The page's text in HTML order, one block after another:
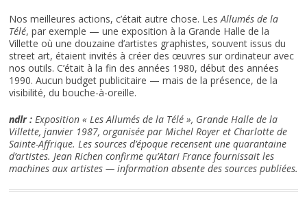
Nos meilleures actions, c’était autre chose. LesAllumés de la
Télé, par exemple — une exposition à la Grande Halle de la
Villette où une douzaine d’artistes graphistes, souvent issus du
street art, étaient invités à créer des œuvres sur ordinateur avec
nos outils. C’était à la fin des années 1980, début des années
1990. Aucun budget publicitaire — mais de la présence, de la
visibilité, du bouche-à-oreille.
ndlr : Exposition « Les Allumés de la Télé », Grande Halle de la
Villette, janvier 1987, organisée par Michel Royer et Charlotte de
Sainte-Affrique. Les sources d’époque recensent une quarantaine
d’artistes. Jean Richen confirme qu’Atari France fournissait les
machines aux artistes — information absente des sources publiées.